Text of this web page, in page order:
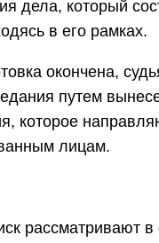
дела, который
в его рамках.
окончена,
путем
которое
лицам.
рассматривают